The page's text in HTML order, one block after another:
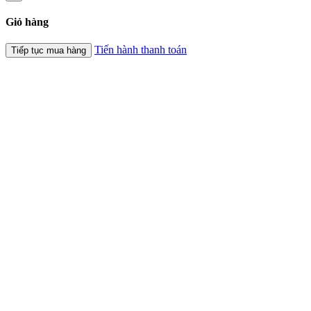
Giỏ hàng
Tiếp tục mua hàng Tiến hành thanh toán